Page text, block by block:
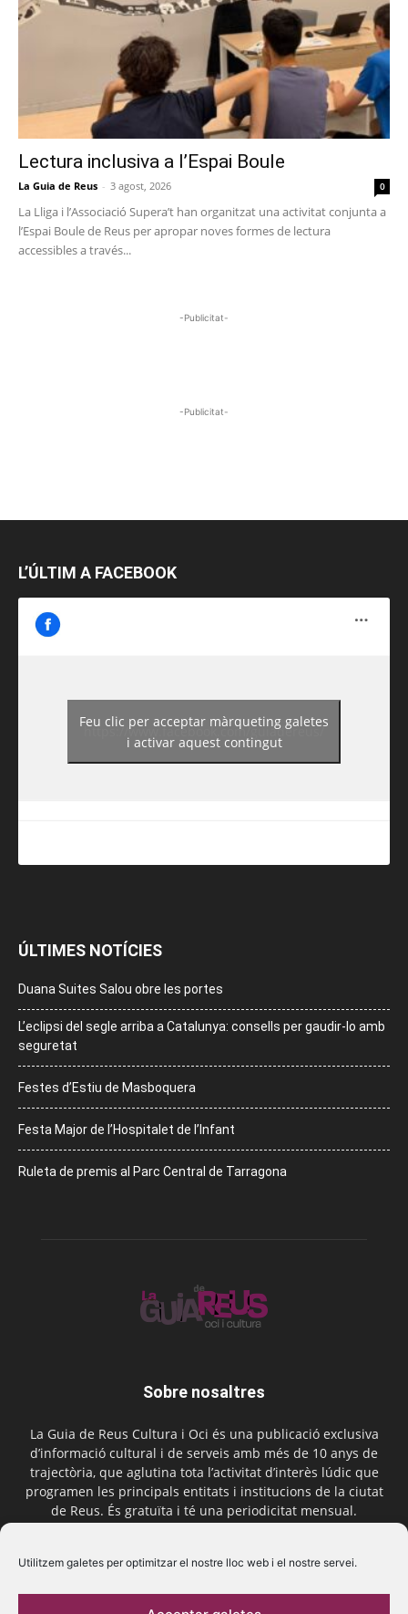
Utilitzem galetes per optimitzar el nostre lloc web i el nostre servei.
Lectura inclusiva a l’Espai Boule
La Guia de Reus - 3 agost, 2026 0
La Lliga i l’Associació Supera’t han organitzat una activitat conjunta a
l’Espai Boule de Reus per apropar noves formes de lectura
accessibles a través...
-Publicitat-
-Publicitat-
L’ÚLTIM A FACEBOOK
https://www.facebook.com/guiadereus/
Feu clic per acceptar màrqueting galetes
i activar aquest contingut
ÚLTIMES NOTÍCIES
Duana Suites Salou obre les portes
L’eclipsi del segle arriba a Catalunya: consells per gaudir-lo amb
seguretat
Festes d’Estiu de Masboquera
Festa Major de l’Hospitalet de l’Infant
Ruleta de premis al Parc Central de Tarragona
Sobre nosaltres
La Guia de Reus Cultura i Oci és una publicació exclusiva
d’informació cultural i de serveis amb més de 10 anys de
trajectòria, que aglutina tota l’activitat d’interès lúdic que
programen les principals entitats i institucions de la ciutat
de Reus. És gratuïta i té una periodicitat mensual.